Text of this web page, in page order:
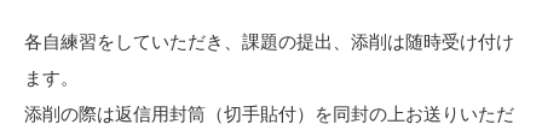
各自練習をしていただき、課題の提出、添削は随時受け付け
ます。
添削の際は返信用封筒（切手貼付）を同封の上お送りいただ